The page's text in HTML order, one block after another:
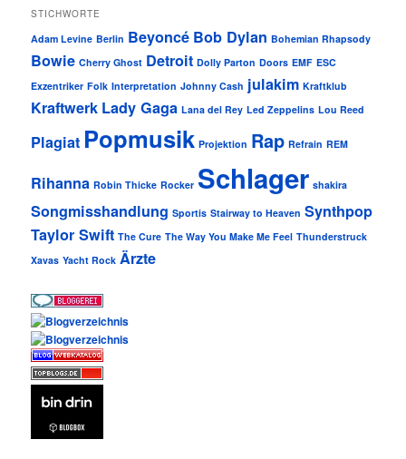
STICHWORTE
Adam Levine Berlin Beyoncé Bob Dylan Bohemian Rhapsody
Bowie Cherry Ghost Detroit Dolly Parton Doors EMF ESC
Exzentriker Folk Interpretation Johnny Cash julakim Kraftklub
Kraftwerk Lady Gaga Lana del Rey Led Zeppelins Lou Reed
Plagiat Popmusik Projektion Rap Refrain REM
Rihanna Robin Thicke Rocker Schlager shakira
Songmisshandlung Sportis Stairway to Heaven Synthpop
Taylor Swift The Cure The Way You Make Me Feel Thunderstruck
Xavas Yacht Rock Ärzte